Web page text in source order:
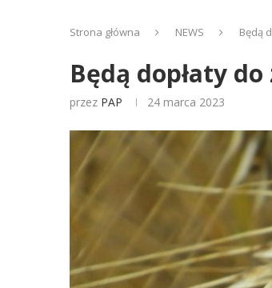
Strona główna NEWS Będą
Będą dopłaty
przez PAP 24 marca 2023